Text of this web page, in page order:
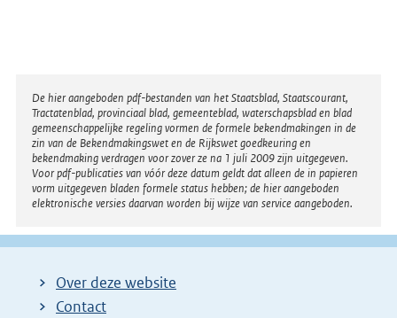
Disclaimer
De hier aangeboden pdf-bestanden van het Staatsblad, Staatscourant,
Tractatenblad, provinciaal blad, gemeenteblad, waterschapsblad en blad
gemeenschappelijke regeling vormen de formele bekendmakingen in de
zin van de Bekendmakingswet en de Rijkswet goedkeuring en
bekendmaking verdragen voor zover ze na 1 juli 2009 zijn uitgegeven.
Voor pdf-publicaties van vóór deze datum geldt dat alleen de in papieren
vorm uitgegeven bladen formele status hebben; de hier aangeboden
elektronische versies daarvan worden bij wijze van service aangeboden.
Over deze website
Contact